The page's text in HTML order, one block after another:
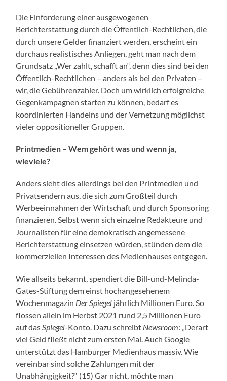
Die Einforderung einer ausgewogenen
Berichterstattung durch die Öffentlich-Rechtlichen, die
durch unsere Gelder finanziert werden, erscheint ein
durchaus realistisches Anliegen, geht man nach dem
Grundsatz „Wer zahlt, schafft an“, denn dies sind bei den
Öffentlich-Rechtlichen – anders als bei den Privaten –
wir, die Gebührenzahler. Doch um wirklich erfolgreiche
Gegenkampagnen starten zu können, bedarf es
koordinierten Handelns und der Vernetzung möglichst
vieler oppositioneller Gruppen.
Printmedien – Wem gehört was und wenn ja,
wieviele?
Anders sieht dies allerdings bei den Printmedien und
Privatsendern aus, die sich zum Großteil durch
Werbeeinnahmen der Wirtschaft und durch Sponsoring
finanzieren. Selbst wenn sich einzelne Redakteure und
Journalisten für eine demokratisch angemessene
Berichterstattung einsetzen würden, stünden dem die
kommerziellen Interessen des Medienhauses entgegen.
Wie allseits bekannt, spendiert die Bill-und-Melinda-
Gates-Stiftung dem einst hochangesehenem
Wochenmagazin Der Spiegel jährlich Millionen Euro. So
flossen allein im Herbst 2021 rund 2,5 Millionen Euro
auf das Spiegel-Konto. Dazu schreibt Newsroom: „Derart
viel Geld fließt nicht zum ersten Mal. Auch Google
unterstützt das Hamburger Medienhaus massiv. Wie
vereinbar sind solche Zahlungen mit der
Unabhängigkeit?“ (15) Gar nicht, möchte man